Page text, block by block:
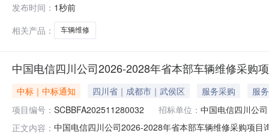
县报价起止时间：2026-08-0412:42-2026-08-0720:00
发布时间： 1秒前
相关产品：
车辆维修
中国电信四川公司2026-2028年省本部车辆维修采购
中标｜中标通知 四川省｜成都市｜武侯区 服务采购
服务
项目编号： SCBBFA202511280032 招标单位： 中国电信四川公司
正文内容： 中国电信四川公司2026-2028年省本部车辆维修采购项